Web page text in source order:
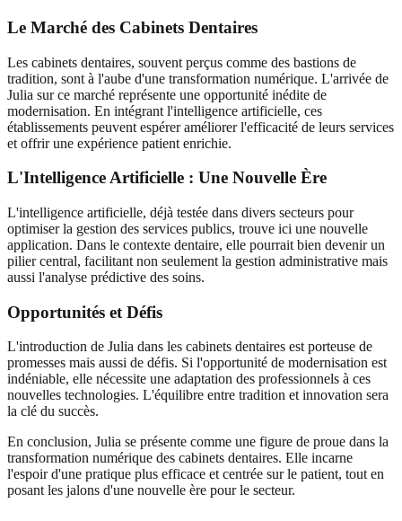
Le Marché des Cabinets Dentaires
Les cabinets dentaires, souvent perçus comme des bastions de
tradition, sont à l'aube d'une transformation numérique. L'arrivée de
Julia sur ce marché représente une opportunité inédite de
modernisation. En intégrant l'intelligence artificielle, ces
établissements peuvent espérer améliorer l'efficacité de leurs services
et offrir une expérience patient enrichie.
L'Intelligence Artificielle : Une Nouvelle Ère
L'intelligence artificielle, déjà testée dans divers secteurs pour
optimiser la gestion des services publics, trouve ici une nouvelle
application. Dans le contexte dentaire, elle pourrait bien devenir un
pilier central, facilitant non seulement la gestion administrative mais
aussi l'analyse prédictive des soins.
Opportunités et Défis
L'introduction de Julia dans les cabinets dentaires est porteuse de
promesses mais aussi de défis. Si l'opportunité de modernisation est
indéniable, elle nécessite une adaptation des professionnels à ces
nouvelles technologies. L'équilibre entre tradition et innovation sera
la clé du succès.
En conclusion, Julia se présente comme une figure de proue dans la
transformation numérique des cabinets dentaires. Elle incarne
l'espoir d'une pratique plus efficace et centrée sur le patient, tout en
posant les jalons d'une nouvelle ère pour le secteur.